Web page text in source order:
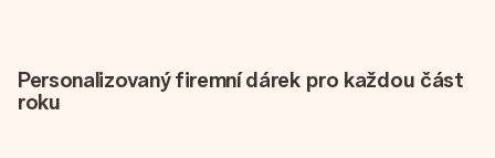
Personalizovaný firemní dárek pro každou část
roku